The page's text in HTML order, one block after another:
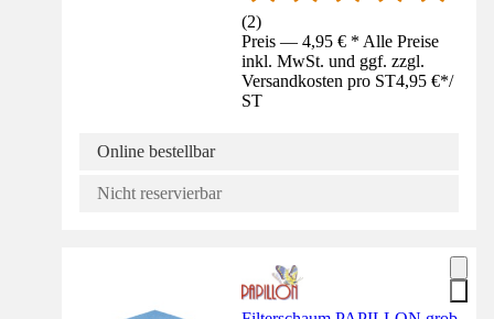
(2)
Preis — 4,95 € * Alle Preise
inkl. MwSt. und ggf. zzgl.
Versandkosten pro ST4,95 €*/
ST
Online bestellbar
Nicht reservierbar